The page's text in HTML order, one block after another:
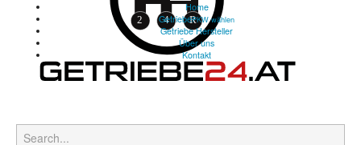
Home
GetriebePKW wählen
Getriebe Hersteller
Über uns
Kontakt